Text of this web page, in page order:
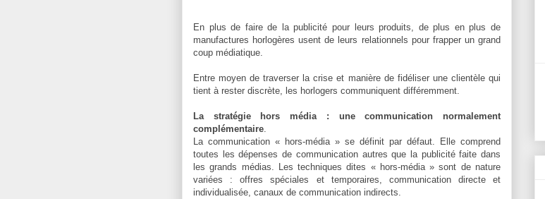
En plus de faire de la publicité pour leurs produits, de plus en plus de
manufactures horlogères usent de leurs relationnels pour frapper un grand
coup médiatique.
Entre moyen de traverser la crise et manière de fidéliser une clientèle qui
tient à rester discrète, les horlogers communiquent différemment.
La stratégie hors média : une communication normalement
complémentaire.
La communication « hors-média » se définit par défaut. Elle comprend
toutes les dépenses de communication autres que la publicité faite dans
les grands médias. Les techniques dites « hors-média » sont de nature
variées : offres spéciales et temporaires, communication directe et
individualisée, canaux de communication indirects.